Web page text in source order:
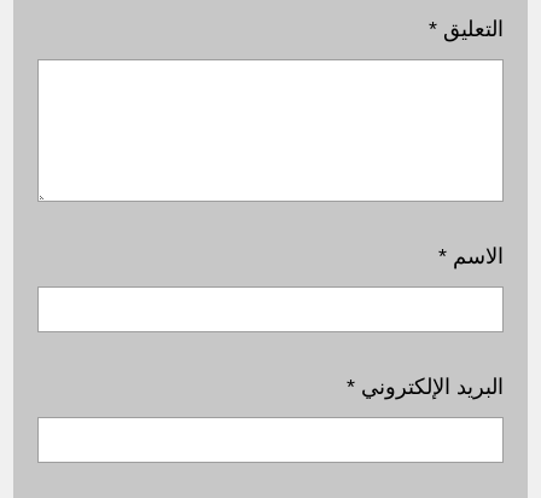
التعليق*
الاسم*
البريد الإلكتروني*